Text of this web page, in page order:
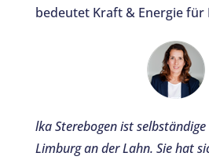
bedeutet Kraft & Energie für
lka Sterebogen ist
Limburg an der Lahn. Sie hat